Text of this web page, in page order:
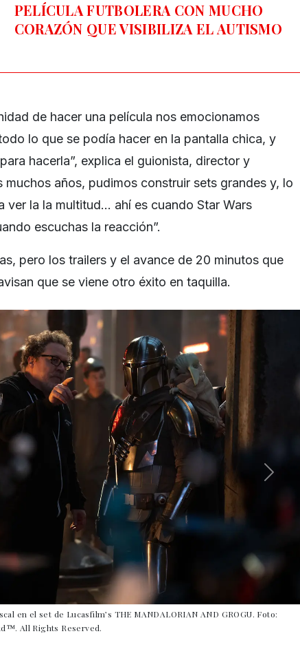
PELÍCULA FUTBOLERA CON MUCHO
CORAZÓN QUE VISIBILIZA EL AUTISMO
de hacer una película nos emocionamos
lo que se podía hacer en la pantalla chica, y
hacerla”, explica el guionista, director y
muchos años, pudimos construir sets grandes y, lo
ver la la multitud… ahí es cuando Star Wars
escuchas la reacción”.
pero los trailers y el avance de 20 minutos que
que se viene otro éxito en taquilla.
en el set de Lucasfilm’s THE MANDALORIAN AND GROGU. Foto:
All Rights Reserved.